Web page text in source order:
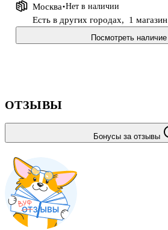
Москва Нет в наличии
Есть в других городах, 1 магазин
Посмотреть наличие
ОТЗЫВЫ
Бонусы за отзывы